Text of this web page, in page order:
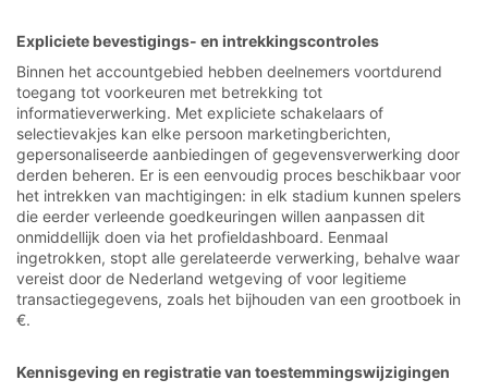
Expliciete bevestigings- en intrekkingscontroles
Binnen het accountgebied hebben deelnemers voortdurend
toegang tot voorkeuren met betrekking tot
informatieverwerking. Met expliciete schakelaars of
selectievakjes kan elke persoon marketingberichten,
gepersonaliseerde aanbiedingen of gegevensverwerking door
derden beheren. Er is een eenvoudig proces beschikbaar voor
het intrekken van machtigingen: in elk stadium kunnen spelers
die eerder verleende goedkeuringen willen aanpassen dit
onmiddellijk doen via het profieldashboard. Eenmaal
ingetrokken, stopt alle gerelateerde verwerking, behalve waar
vereist door de Nederland wetgeving of voor legitieme
transactiegegevens, zoals het bijhouden van een grootboek in
€.
Kennisgeving en registratie van toestemmingswijzigingen